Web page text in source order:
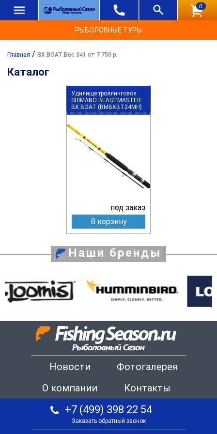
0
РЫБОЛОВНЫЕ ТУРЫ
Главная / BX BOAT Вес 341 от 7 750 р.
Каталог
Удилище троллинговое
SHIMANO BEASTMASTER
BX BOAT (BMBXBT24MH)
под заказ
В корзину
Наши бренды
Новости
Фотогалерея
О компании
Контакты
+7 (499) 398 22 54
Заказать обратный звонок